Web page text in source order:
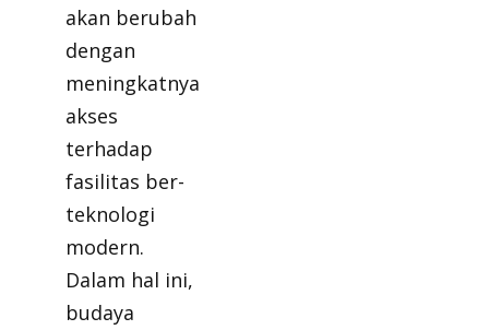
akan berubah
dengan
meningkatnya
akses
terhadap
fasilitas ber-
teknologi
modern.
Dalam hal ini,
budaya